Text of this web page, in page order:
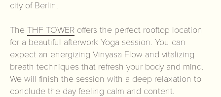
city of Berlin.
The THF TOWER offers the perfect rooftop location
for a beautiful afterwork Yoga session. You can
expect an energizing Vinyasa Flow and vitalizing
breath techniques that refresh your body and mind.
We will finish the session with a deep relaxation to
conclude the day feeling calm and content.